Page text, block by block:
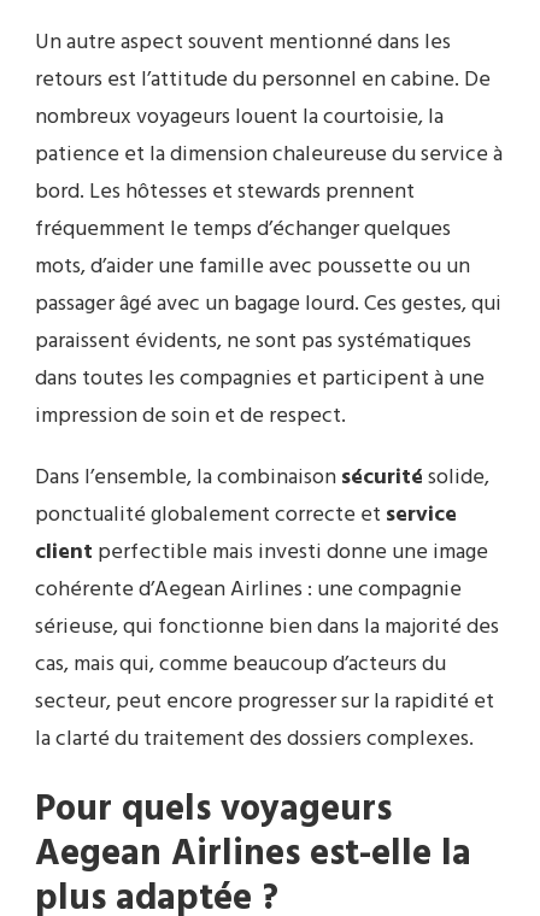
Un autre aspect souvent mentionné dans les
retours est l’attitude du personnel en cabine. De
nombreux voyageurs louent la courtoisie, la
patience et la dimension chaleureuse du service à
bord. Les hôtesses et stewards prennent
fréquemment le temps d’échanger quelques
mots, d’aider une famille avec poussette ou un
passager âgé avec un bagage lourd. Ces gestes, qui
paraissent évidents, ne sont pas systématiques
dans toutes les compagnies et participent à une
impression de soin et de respect.
Dans l’ensemble, la combinaisonsécuritésolide,
ponctualité globalement correcte et service
client perfectible mais investi donne une image
cohérente d’Aegean Airlines : une compagnie
sérieuse, qui fonctionne bien dans la majorité des
cas, mais qui, comme beaucoup d’acteurs du
secteur, peut encore progresser sur la rapidité et
la clarté du traitement des dossiers complexes.
Pour quels voyageurs
Aegean Airlines est-elle la
plus adaptée ?